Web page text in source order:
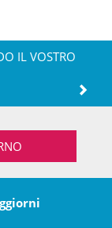
IL VOSTRO